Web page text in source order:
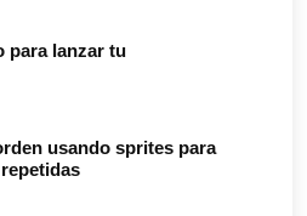
para lanzar tu
usando sprites para